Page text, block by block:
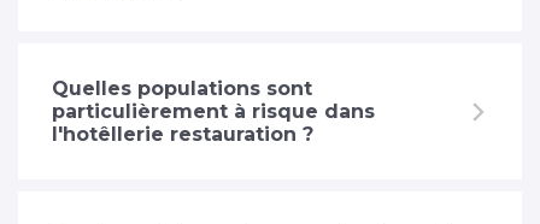
Quelles populations sont
particulièrement à risque dans
l'hotêllerie restauration ?